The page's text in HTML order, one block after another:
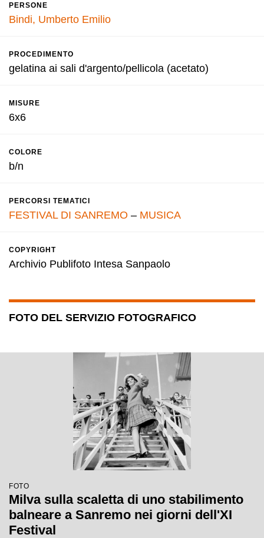
PERSONE
Bindi, Umberto Emilio
PROCEDIMENTO
gelatina ai sali d'argento/pellicola (acetato)
MISURE
6x6
COLORE
b/n
PERCORSI TEMATICI
FESTIVAL DI SANREMO – MUSICA
COPYRIGHT
Archivio Publifoto Intesa Sanpaolo
FOTO DEL SERVIZIO FOTOGRAFICO
FOTO
Milva sulla scaletta di uno stabilimento
balneare a Sanremo nei giorni dell'XI
Festival